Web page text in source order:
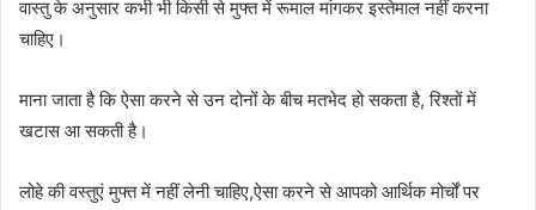
वास्तु के अनुसार कभी भी किसी से मुफ्त में रूमाल मांगकर इस्तेमाल नहीं करना
चाहिए।
माना जाता है कि ऐसा करने से उन दोनों के बीच मतभेद हो सकता है, रिश्तों में
खटास आ सकती है।
लोहे की वस्तुएं मुफ्त में नहीं लेनी चाहिए,ऐसा करने से आपको आर्थिक मोर्चों पर